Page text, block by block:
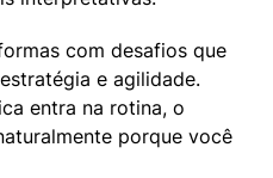
com desafios que
e agilidade.
entra na rotina, o
porque você